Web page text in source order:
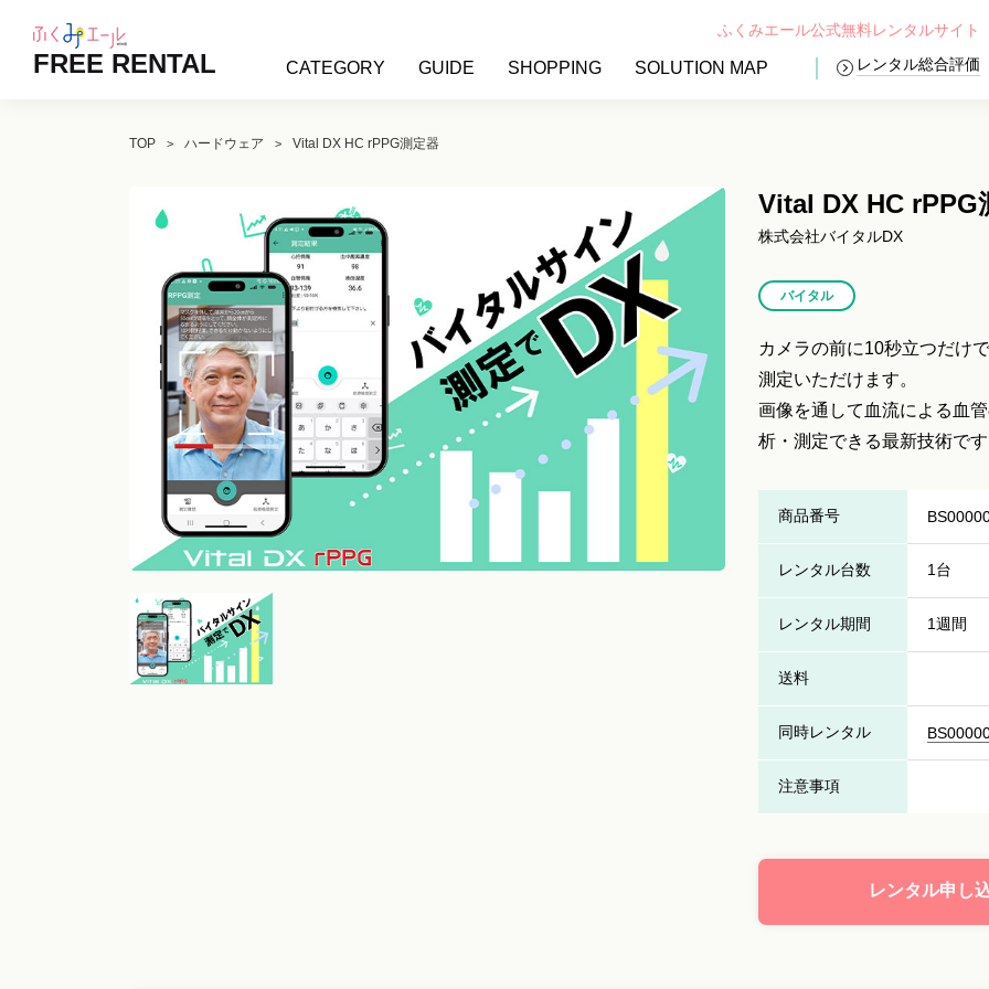
FREE RENTAL CATEGORY GUIDE SHOPPING SOLUTION MAP レンタル総合評価
ふくみエール公式無料レンタルサイト
TOP ハードウェア Vital DX HC rPPG測定器
Vital DX HC rPPG
株式会社バイタルDX
バイタル
カメラの前に10秒立つだけ
測定いただけます。
画像を通して血流による血
析・測定できる最新技術です
商品番号
レンタル台数 1台
レンタル期間 1週間
送料
同時レンタル
注意事項
レンタル申し